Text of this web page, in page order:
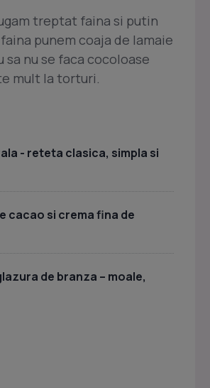
treptat faina si putin
punem coaja de lamaie
nu se faca cocoloase
mult la torturi.
- reteta clasica, simpla si
cacao si crema fina de
de branza – moale,